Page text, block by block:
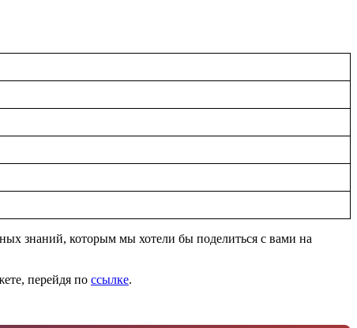
знаний, которым мы хотели бы поделиться с вами на
перейдя по ссылке.